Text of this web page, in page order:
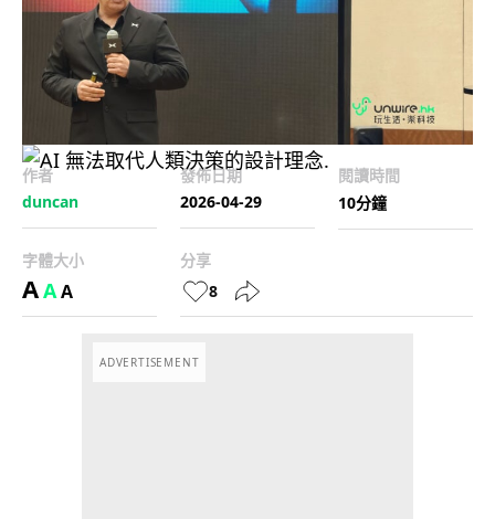
作者
duncan
發佈日期
2026-04-29
閱讀時間
10分鐘
字體大小
AAA
分享
8
ADVERTISEMENT